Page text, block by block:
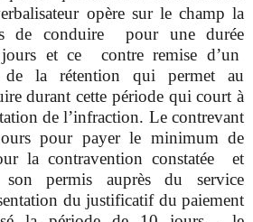
opère sur le champ la
de conduire pour une durée
jours et ce contre remise d’un
de la rétention qui permet au
durant cette période qui court à
de l’infraction. Le contrevant
pour payer le minimum de
la contravention constatée et
son permis auprès du service
du justificatif du paiement